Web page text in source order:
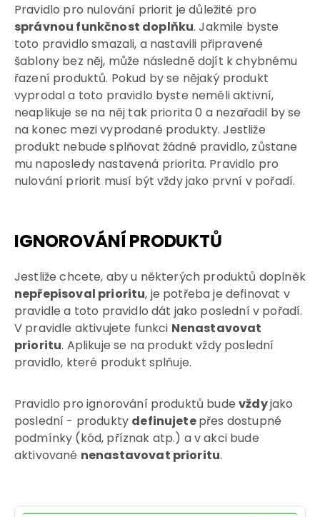
Pravidlo pro nulování priorit je důležité pro
správnou funkčnost doplňku. Jakmile byste
toto pravidlo smazali, a nastavili připravené
šablony bez něj, může následně dojít k chybnému
řazení produktů. Pokud by se nějaký produkt
vyprodal a toto pravidlo byste neměli aktivní,
neaplikuje se na něj tak priorita 0 a nezařadil by se
na konec mezi vyprodané produkty. Jestliže
produkt nebude splňovat žádné pravidlo, zůstane
mu naposledy nastavená priorita. Pravidlo pro
nulování priorit musí být vždy jako první v pořadí.
IGNOROVÁNÍ PRODUKTŮ
Jestliže chcete, aby u některých produktů doplněk
nepřepisoval prioritu, je potřeba je definovat v
pravidle a toto pravidlo dát jako poslední v pořadí.
V pravidle aktivujete funkci Nenastavovat
prioritu. Aplikuje se na produkt vždy poslední
pravidlo, které produkt splňuje.
Pravidlo pro ignorování produktů budevždyjako
poslední - produkty definujetepřes dostupné
podmínky (kód, příznak atp.) a v akci bude
aktivované nenastavovat prioritu.